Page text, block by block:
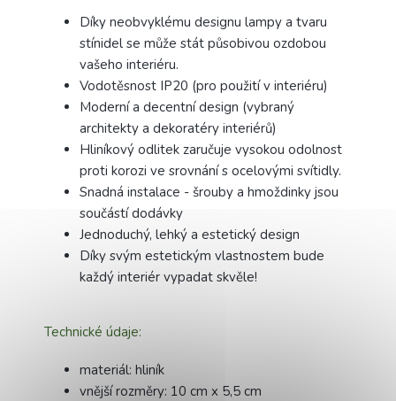
Díky neobvyklému designu lampy a tvaru
stínidel se může stát působivou ozdobou
vašeho interiéru.
Vodotěsnost IP20 (pro použití v interiéru)
Moderní a decentní design (vybraný
architekty a dekoratéry interiérů)
Hliníkový odlitek zaručuje vysokou odolnost
proti korozi ve srovnání s ocelovými svítidly.
Snadná instalace - šrouby a hmoždinky jsou
součástí dodávky
Jednoduchý, lehký a estetický design
Díky svým estetickým vlastnostem bude
každý interiér vypadat skvěle!
Technické údaje:
materiál: hliník
vnější rozměry: 10 cm x 5,5 cm